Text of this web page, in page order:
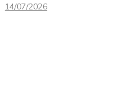
14/07/2026